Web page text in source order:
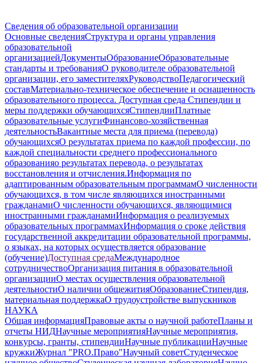
Сведения об образовательной организации
Основные сведенияСтруктура и органы управления
образовательной
организациейДокументыОбразованиеОбразовательные
стандарты и требованияО руководителе образовательной
организации, его заместителяхРуководствоПедагогический
составМатериально-техническое обеспечение и оснащенность
образовательного процесса. Доступная среда Стипендии и
меры поддержки обучающихсяСтипендииПлатные
образовательные услугиФинансово-хозяйственная
деятельностьВакантные места для приема (перевода)
обучающихсяО результатах приема по каждой профессии, по
каждой специальности среднего профессионального
образованияо результатах перевода, о результатах
восстановления и отчисления.Информация по
адаптированным образовательным программамО численности
обучающихся, в том числе являющихся иностранными
гражданамиО численности обучающихся, являющимися
иностранными гражданамиИнформация о реализуемых
образовательных программахИнформация о сроке действия
государственной аккредитации образовательной программы,
о языках, на которых осуществляется образование
(обучение)Доступная средаМеждународное
сотрудничествоОрганизация питания в образовательной
организацииО местах осуществления образовательной
деятельностиО наличии общежитияОбразованиеСтипендия,
материальная поддержкаО трудоустройстве выпускников
НАУКА
Общая информацияПравовые акты о научной работеПланы и
отчеты НИДНаучные мероприятияНаучные мероприятия,
конкурсы, гранты, стипендииНаучные публикацииНаучные
кружкиЖурнал "PRO.Право"Научный советСтуденческое